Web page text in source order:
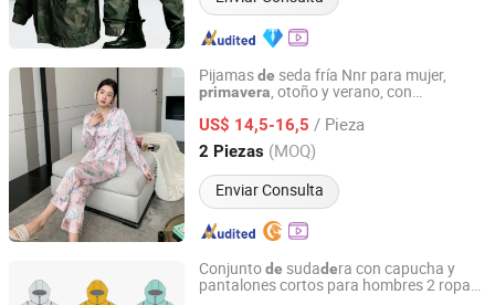
Pijamasde seda fría Nnr para mujer,
primavera, otoño y verano, con
chaquetade manga larga
US$ 14,5-16,5 / Pieza
2 Piezas (MOQ)
Enviar Consulta
Ningbo Cocal Import & Export Co., Ltd
Zhejiang, China Desde 2023
Conjuntode sudadera con capucha y
pantalones cortos para hombres 2 ropa
Hangzhou Yuanzhe Clothing Technology Co., Ltd.